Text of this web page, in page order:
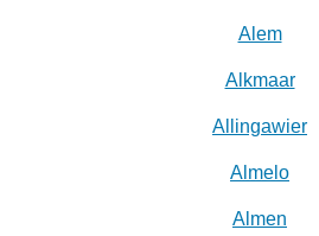
Alem
Alkmaar
Allingawier
Almelo
Almen